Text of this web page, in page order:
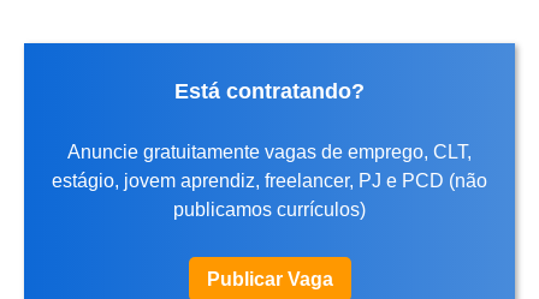
Está contratando?
Anuncie gratuitamente vagas de emprego, CLT,
estágio, jovem aprendiz, freelancer, PJ e PCD (não
publicamos currículos)
Publicar Vaga